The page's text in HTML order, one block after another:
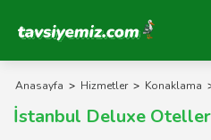
Tavsiyemiz Anasayfa
Anasayfa > Hizmetler > Konaklama
İstanbul Deluxe Oteller